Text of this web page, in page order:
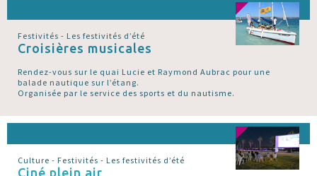
Festivités - Les festivités d’été
Croisières musicales
Rendez-vous sur le quai Lucie et Raymond Aubrac pour une
balade nautique sur l’étang.
Organisée par le service des sports et du nautisme.
Culture - Festivités - Les festivités d’été
Ciné plein air